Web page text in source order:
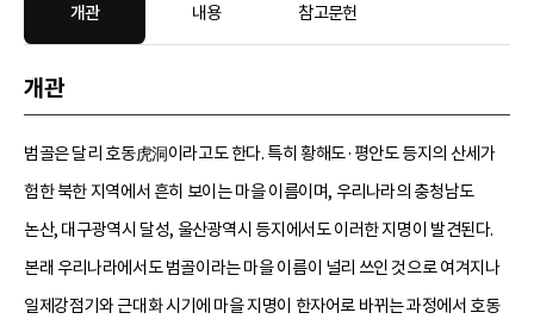
개관 내용 참고문헌
개관
범골은 달리 호동虎洞이라고도 한다. 특히 황해도·평안도 등지의 산세가
험한 북한 지역에서 흔히 보이는 마을 이름이며, 우리나라의 충청남도
논산, 대구광역시 달성, 울산광역시 등지에서도 이러한 지명이 발견된다.
본래 우리나라에서도 범골이라는 마을 이름이 널리 쓰인 것으로 여겨지나
일제강점기와 근대화 시기에 마을 지명이 한자어로 바뀌는 과정에서 호동